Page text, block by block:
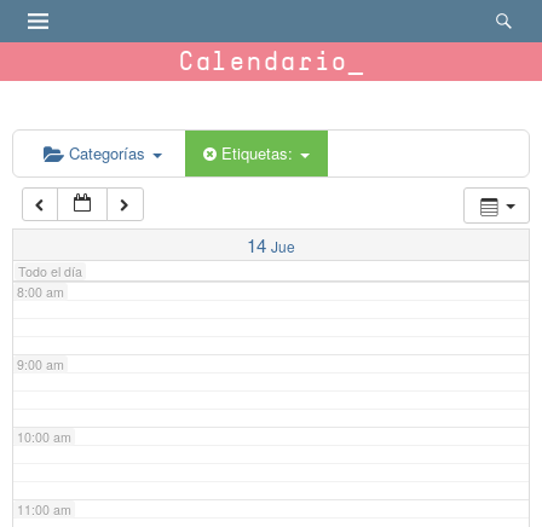
Calendario
Categorías Etiquetas:
14 Jue
Todo el día
6:00 am
7:00 am
8:00 am
9:00 am
10:00 am
11:00 am